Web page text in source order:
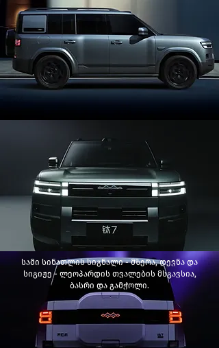
სამი სინათლის სიგნალი - მზერა, დევნა და
სიგიჟე - ლეოპარდის თვალების მსგავსია,
ბასრი და გამჭოლი.